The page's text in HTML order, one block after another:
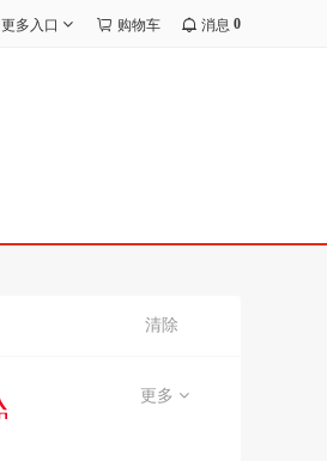
更多入口 购物车 消息 0
清除
更多